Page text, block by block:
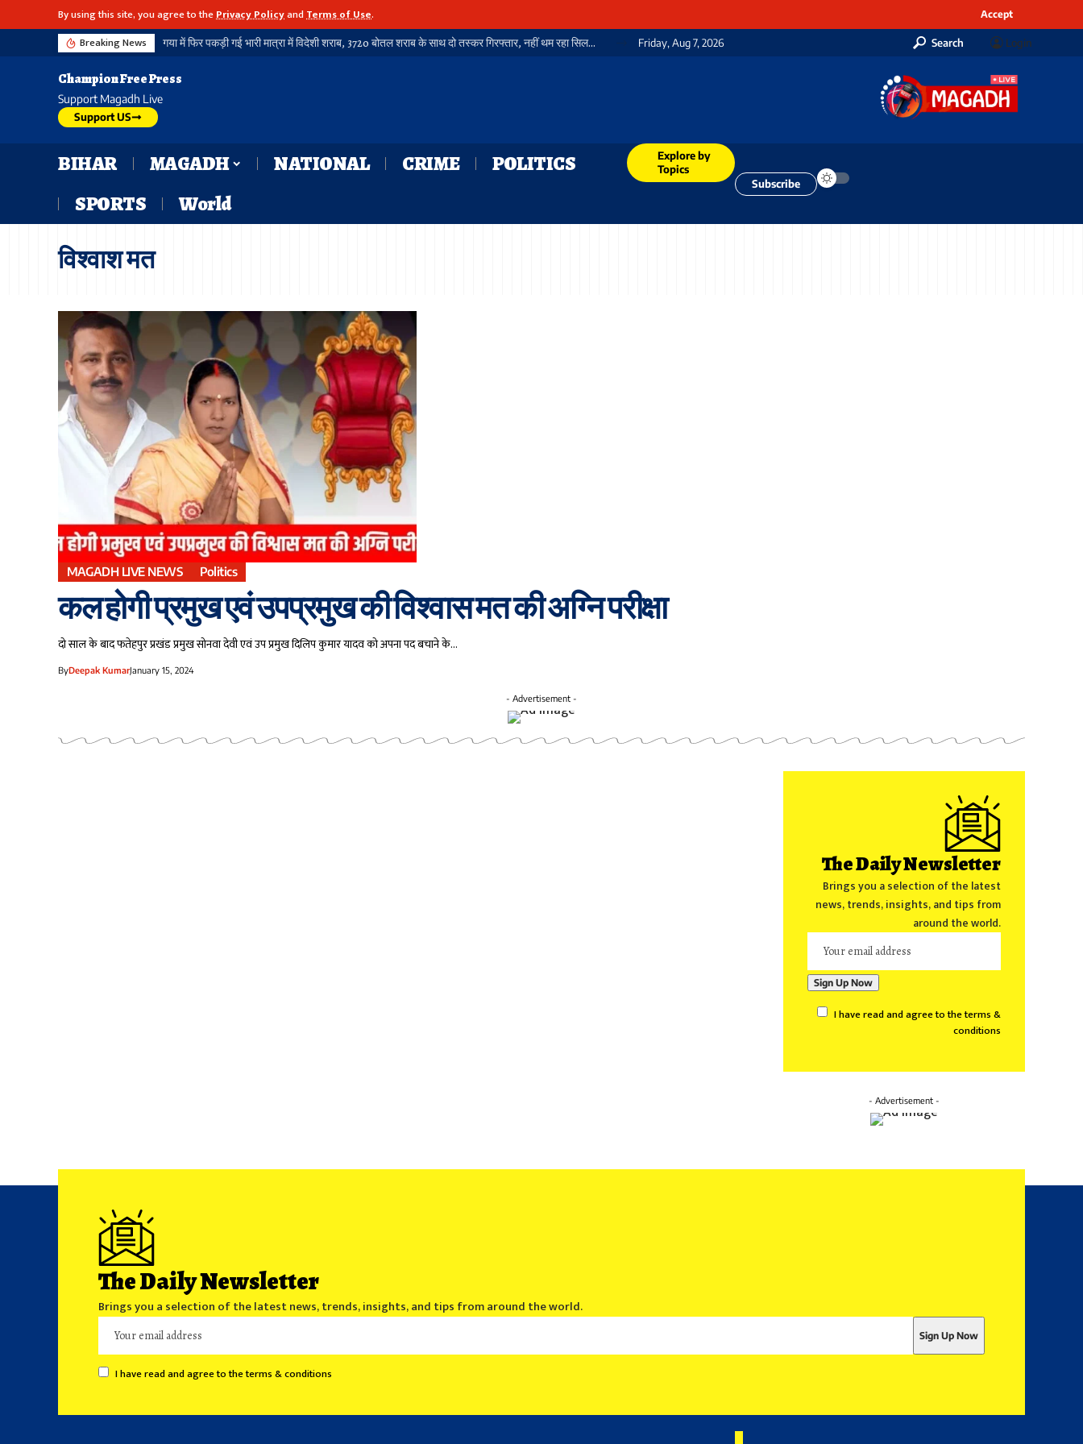
By using this site, you agree to thePrivacy PolicyandTerms of Use. Accept
Breaking News गया में फिर पकड़ी गई भारी मात्रा में विदेशी शराब, 3720 बोतल शराब के साथ दो तस्कर गिरफ्तार, नहीं थम रहा सिलसिला Friday, Aug 7, 2026 Search Login
Champion Free Press
Support Magadh Live
Support US
BIHAR MAGADH NATIONAL CRIME
POLITICS
SPORTS
World
Explore by
Topics
Subscribe
विश्वाश मत
MAGADH LIVE NEWS Politics
कल होगी प्रमुख एवं उपप्रमुख की विश्वास मत की अग्नि परीक्षा
दो साल के बाद फतेहपुर प्रखंड प्रमुख सोनवा देवी एवं उप प्रमुख दिलिप कुमार यादव को अपना पद बचाने के…
ByDeepak KumarJanuary 15, 2024
- Advertisement -
The Daily Newsletter
Brings you a selection of the latest
news, trends, insights, and tips from
around the world.
I have read and agree to the terms &
conditions
- Advertisement -
The Daily Newsletter
Brings you a selection of the latest news, trends, insights, and tips from around the world.
I have read and agree to the terms & conditions